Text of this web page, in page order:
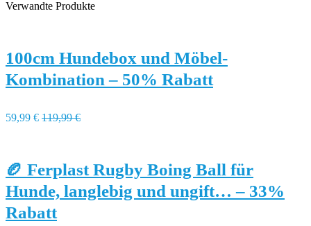
Verwandte Produkte
100cm Hundebox und Möbel-
Kombination – 50% Rabatt
59,99 € 119,99 €
🏉 Ferplast Rugby Boing Ball für
Hunde, langlebig und ungift… – 33%
Rabatt